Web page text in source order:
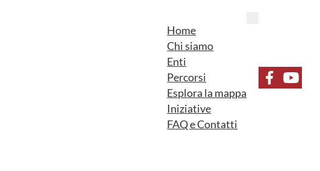
Home
Chi siamo
Enti
Percorsi
Esplora la mappa
Iniziative
FAQ e Contatti
Seguici su
Seguici